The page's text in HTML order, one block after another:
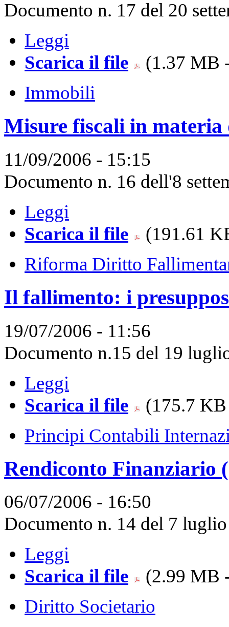
Documento n. 17 del 20
Leggi
Scarica il file
(1.37 MB
Immobili
Misure fiscali in
11/09/2006 - 15:15
Documento n. 16 dell'8
Leggi
Scarica il file
(191.61
Riforma Diritto
Il fallimento: i
19/07/2006 - 11:56
Documento n.15 del 19
Leggi
Scarica il file
(175.7
Principi Contabili
Rendiconto Finanziario
06/07/2006 - 16:50
Documento n. 14 del 7
Leggi
Scarica il file
(2.99 MB
Diritto Societario